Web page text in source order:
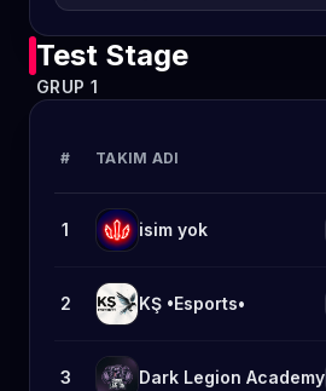
Test Stage
GRUP 1
# TAKIM ADI
1 isim yok
2 KŞ •Esports•
3 Dark Legion Academy